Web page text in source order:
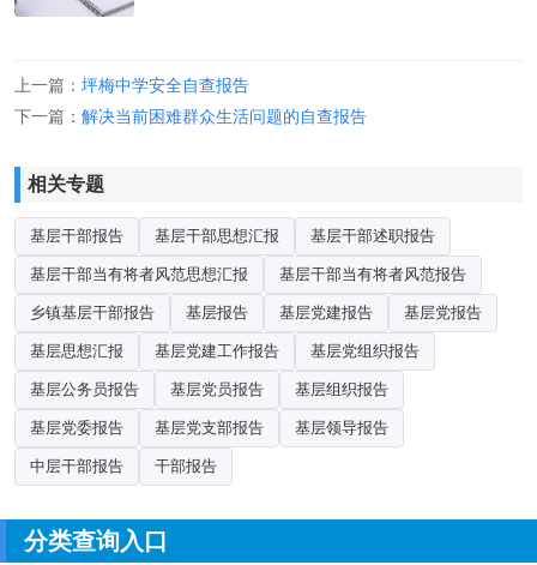
上一篇： 坪梅中学安全自查报告
下一篇： 解决当前困难群众生活问题的自查报告
相关专题
基层干部报告 基层干部思想汇报 基层干部述职报告
基层干部当有将者风范思想汇报 基层干部当有将者风范报告
乡镇基层干部报告 基层报告 基层党建报告 基层党报告
基层思想汇报 基层党建工作报告 基层党组织报告
基层公务员报告 基层党员报告 基层组织报告
基层党委报告 基层党支部报告 基层领导报告
中层干部报告 干部报告
分类查询入口